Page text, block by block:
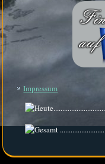
Impressum